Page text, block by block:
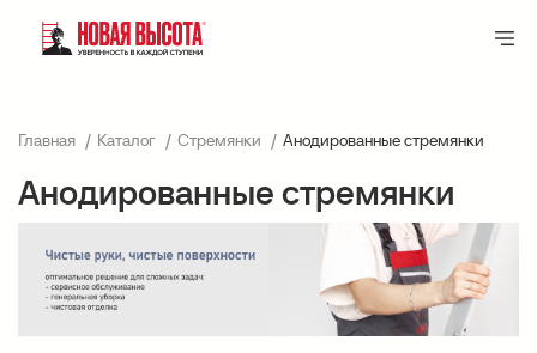
Главная Каталог Стремянки Анодированные стремянки
Анодированные стремянки